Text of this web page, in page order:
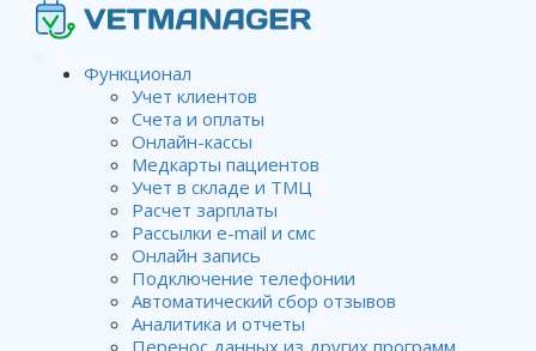
Функционал
Учет клиентов
Счета и оплаты
Онлайн-кассы
Медкарты пациентов
Учет в складе и ТМЦ
Расчет зарплаты
Рассылки e-mail и смс
Онлайн запись
Подключение телефонии
Автоматический сбор отзывов
Аналитика и отчеты
Создание рассылки по
событию
Автоматическая рассылка сообщений
рассылки по событию